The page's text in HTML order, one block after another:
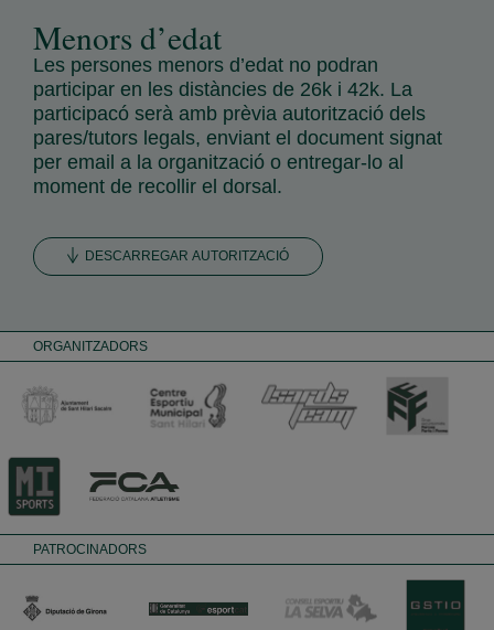
Menors d’edat
Les persones menors d’edat no podran
participar en les distàncies de 26k i 42k. La
participacó serà amb prèvia autorització dels
pares/tutors legals, enviant el document signat
per email a la organització o entregar-lo al
moment de recollir el dorsal.
DESCARREGAR AUTORITZACIÓ
ORGANITZADORS
PATROCINADORS